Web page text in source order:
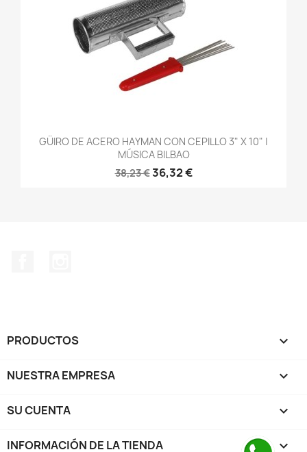
GÜIRO DE ACERO HAYMAN CON CEPILLO 3" X 10" |
MÚSICA BILBAO
38,23 €36,32 €
PRODUCTOS 
NUESTRA EMPRESA 
SU CUENTA 
INFORMACIÓN DE LA TIENDA keyboard_arrow_down